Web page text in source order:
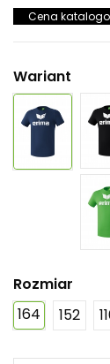
Cena
Wariant
Rozmiar
164
152